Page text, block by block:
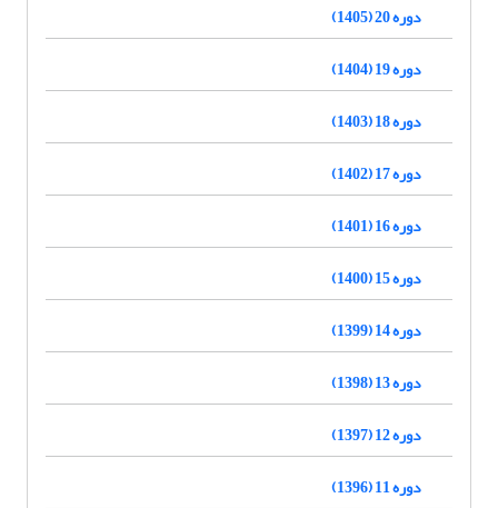
دوره 20 (1405)
دوره 19 (1404)
دوره 18 (1403)
دوره 17 (1402)
دوره 16 (1401)
دوره 15 (1400)
دوره 14 (1399)
دوره 13 (1398)
دوره 12 (1397)
دوره 11 (1396)